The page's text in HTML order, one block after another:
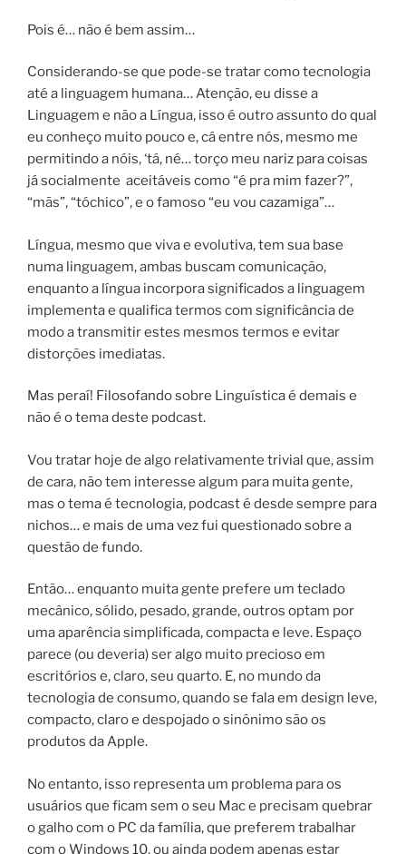
Pois é… não é bem assim…
Considerando-se que pode-se tratar como tecnologia
até a linguagem humana… Atenção, eu disse a
Linguagem e não a Língua, isso é outro assunto do qual
eu conheço muito pouco e, cá entre nós, mesmo me
permitindo a nóis, ‘tá, né… torço meu nariz para coisas
já socialmente aceitáveis como “é pra mim fazer?”,
“mãs”, “tóchico”, e o famoso “eu vou cazamiga”…
Língua, mesmo que viva e evolutiva, tem sua base
numa linguagem, ambas buscam comunicação,
enquanto a língua incorpora significados a linguagem
implementa e qualifica termos com significância de
modo a transmitir estes mesmos termos e evitar
distorções imediatas.
Mas peraí! Filosofando sobre Linguística é demais e
não é o tema deste podcast.
Vou tratar hoje de algo relativamente trivial que, assim
de cara, não tem interesse algum para muita gente,
mas o tema é tecnologia, podcast é desde sempre para
nichos… e mais de uma vez fui questionado sobre a
questão de fundo.
Então… enquanto muita gente prefere um teclado
mecânico, sólido, pesado, grande, outros optam por
uma aparência simplificada, compacta e leve. Espaço
parece (ou deveria) ser algo muito precioso em
escritórios e, claro, seu quarto. E, no mundo da
tecnologia de consumo, quando se fala em design leve,
compacto, claro e despojado o sinônimo são os
produtos da Apple.
No entanto, isso representa um problema para os
usuários que ficam sem o seu Mac e precisam quebrar
o galho com o PC da família, que preferem trabalhar
com o Windows 10, ou ainda podem apenas estar